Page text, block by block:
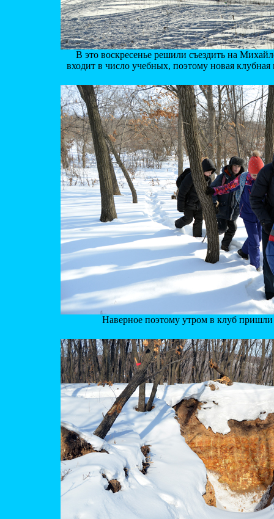
В это воскресенье решили съездить на
входит в число учебных, поэтому новая клубная
Наверное поэтому утром в клуб